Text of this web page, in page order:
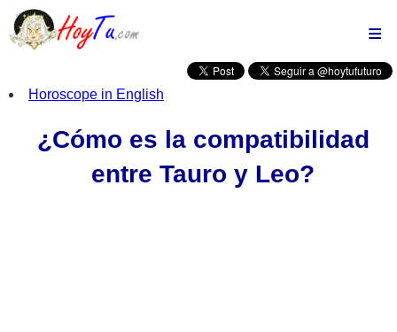
El horóscopo
de hoy
Horóscopo
Conoce a fondo tu
signo del Zodiaco
Horoscope in English
¿Cómo es la compatibilidad
entre Tauro y Leo?